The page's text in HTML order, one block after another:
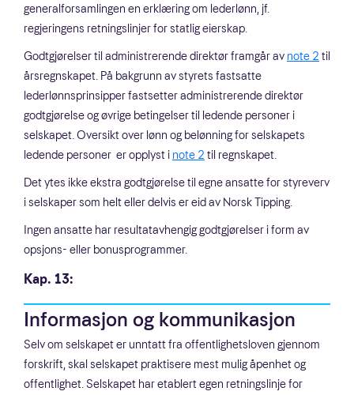
generalforsamlingen en erklæring om lederlønn, jf.
regjeringens retningslinjer for statlig eierskap.
Godtgjørelser til administrerende direktør framgår av note 2 til
årsregnskapet. På bakgrunn av styrets fastsatte
lederlønnsprinsipper fastsetter administrerende direktør
godtgjørelse og øvrige betingelser til ledende personer i
selskapet. Oversikt over lønn og belønning for selskapets
ledende personer er opplyst i note 2 til regnskapet.
Det ytes ikke ekstra godtgjørelse til egne ansatte for styreverv
i selskaper som helt eller delvis er eid av Norsk Tipping.
Ingen ansatte har resultatavhengig godtgjørelser i form av
opsjons- eller bonusprogrammer.
Kap. 13:
Informasjon og kommunikasjon
Selv om selskapet er unntatt fra offentlighetsloven gjennom
forskrift, skal selskapet praktisere mest mulig åpenhet og
offentlighet. Selskapet har etablert egen retningslinje for